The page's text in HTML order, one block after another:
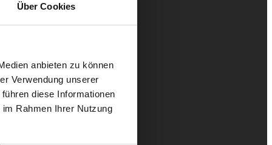
Über Cookies
anbieten zu können
Verwendung unserer
diese Informationen
Rahmen Ihrer Nutzung